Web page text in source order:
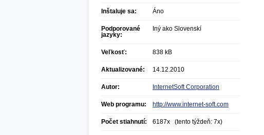
Inštaluje sa: Áno
Podporované
jazyky:
Iný ako Slovenskí
Veľkosť: 838 kB
Aktualizované: 14.12.2010
Autor: InternetSoft Corporation
Web programu: http://www.internet-soft.com
Počet stiahnutí: 6187x (tento týždeň: 7x)